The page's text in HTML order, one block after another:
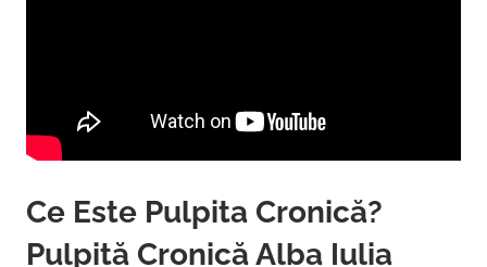
Ce Este Pulpita Cronică?
Pulpită Cronică Alba Iulia